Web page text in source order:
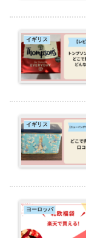
イギリス
イギリス
ヨーロッパ